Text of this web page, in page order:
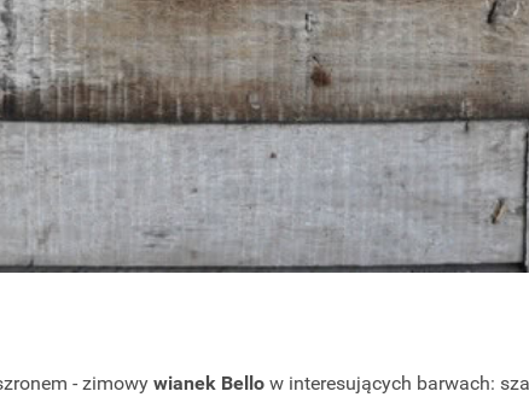
- zimowy wianek Bellow interesujących barwach: